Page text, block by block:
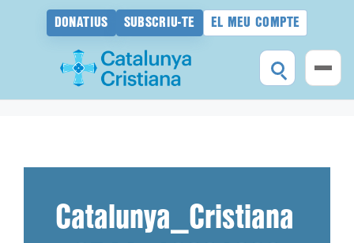
DONATIUS SUBSCRIU-TE EL MEU COMPTE
Catalunya_Cristiana